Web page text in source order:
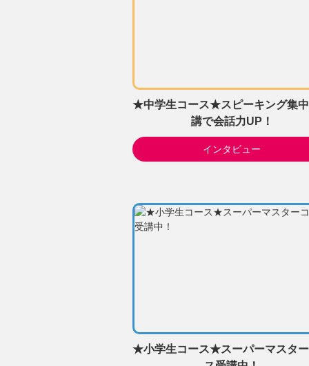
★中学生コース★スピーキング集
講で会話力UP！
インタビュー
★小学生コース★スーパーマスタ